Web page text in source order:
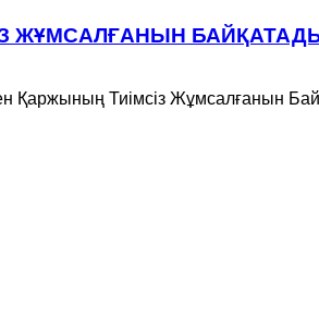
ЖҰМСАЛҒАНЫН
Тиімсіз Жұмсалғанын